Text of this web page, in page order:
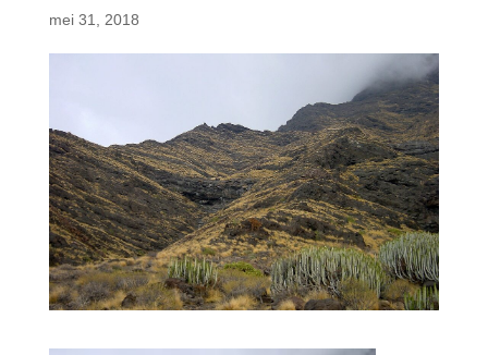
mei 31, 2018